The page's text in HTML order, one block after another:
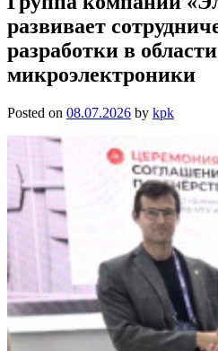
развивает
разработки в области
микроэлектроники
Posted on 08.07.2026 by kpk